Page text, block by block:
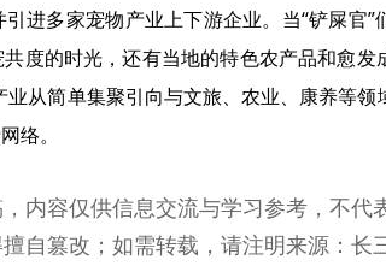
进多家宠物产业上下游企业。当“铲屎官”
度的时光，还有当地的特色农产品和愈发
从简单集聚引向与文旅、农业、康养等领
络。
内容仅供信息交流与学习参考，不代
自篡改；如需转载，请注明来源：长